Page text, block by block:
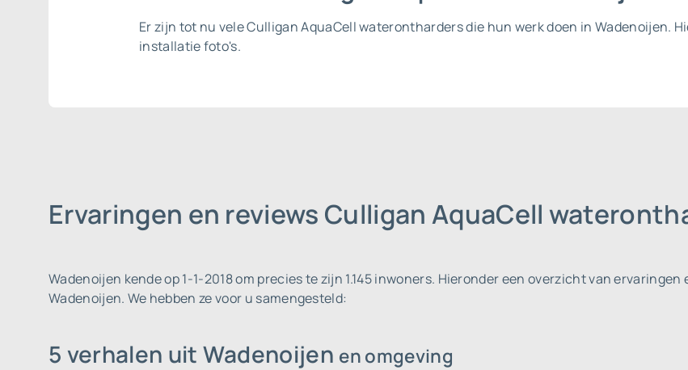
Er zijn tot nu vele Culligan AquaCell waterontharders die hun werk doen in Wadenoijen.
installatie foto's.
Ervaringen en reviews Culligan AquaCell
Wadenoijen kende op 1-1-2018 om precies te zijn 1.145 inwoners. Hieronder een overzicht van
Wadenoijen. We hebben ze voor u samengesteld:
5 verhalen uit Wadenoijen en omgeving